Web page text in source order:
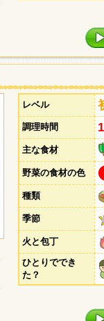
レベル
調理時間
主な食材
野菜の食材の色
種類
季節
火と包丁
ひとりででき
た？